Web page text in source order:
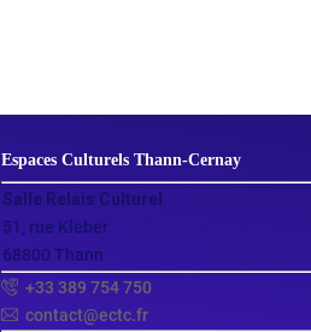
Espaces Culturels Thann‑Cernay
Salle Relais Culturel
51, rue Kleber
68800 Thann
+33 389 754 750
contact@ectc.fr